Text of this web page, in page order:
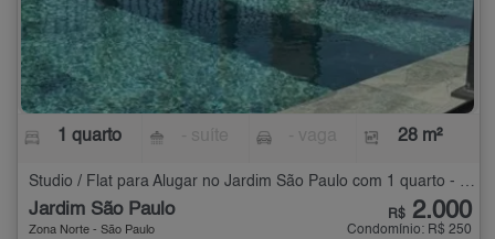
1 quarto 28 m²
Studio / Flat para Alugar no Jardim São Paulo com 1 quarto - 28 m²
Jardim São Paulo
Zona Norte - São Paulo
R$ 2.000
Condomínio: R$ 250